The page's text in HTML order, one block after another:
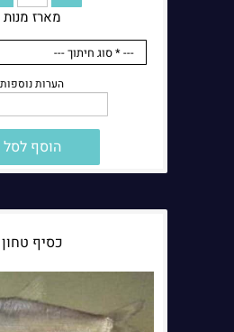
מארז מנות
הוסף לסל
כסיף טחון